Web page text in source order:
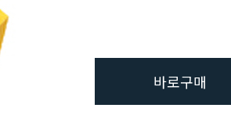
바로구매